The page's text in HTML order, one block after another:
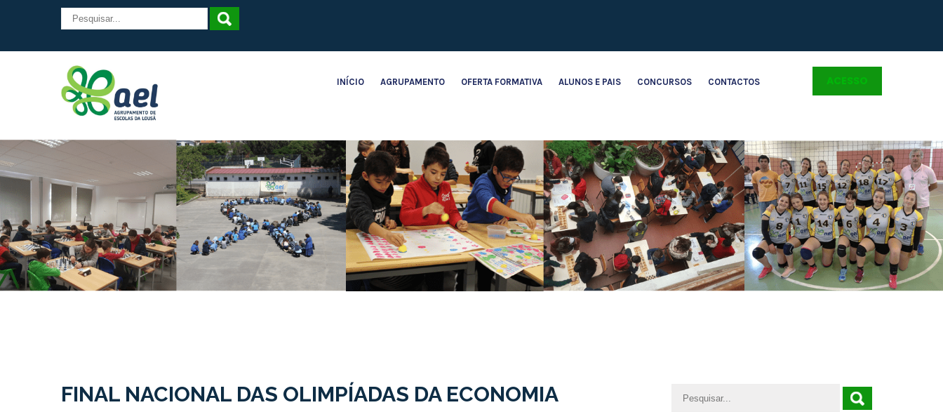
INÍCIO AGRUPAMENTO OFERTA FORMATIVA ALUNOS E PAIS CONCURSOS CONTACTOS ACESSO
FINAL NACIONAL DAS OLIMPÍADAS DA ECONOMIA